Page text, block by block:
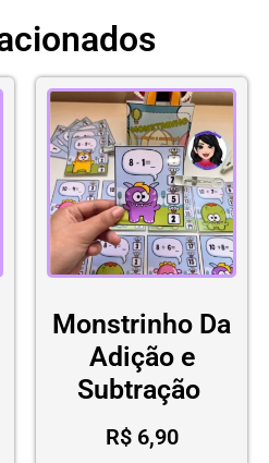
Monstrinho Da
Adição e
Subtração
R$6,90